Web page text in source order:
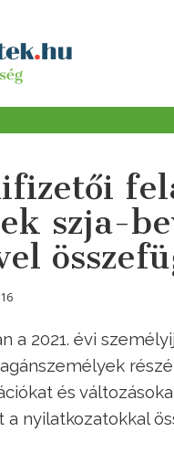
szja-
a 2021. évi
és
a nyilatkozatokkal